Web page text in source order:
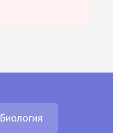
Биология